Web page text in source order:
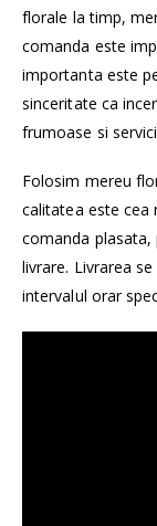
florale la timp,
comanda este
importanta este
sinceritate ca
frumoase si
Folosim mereu
calitatea este cea
comanda
livrare. Livrarea
intervalul orar